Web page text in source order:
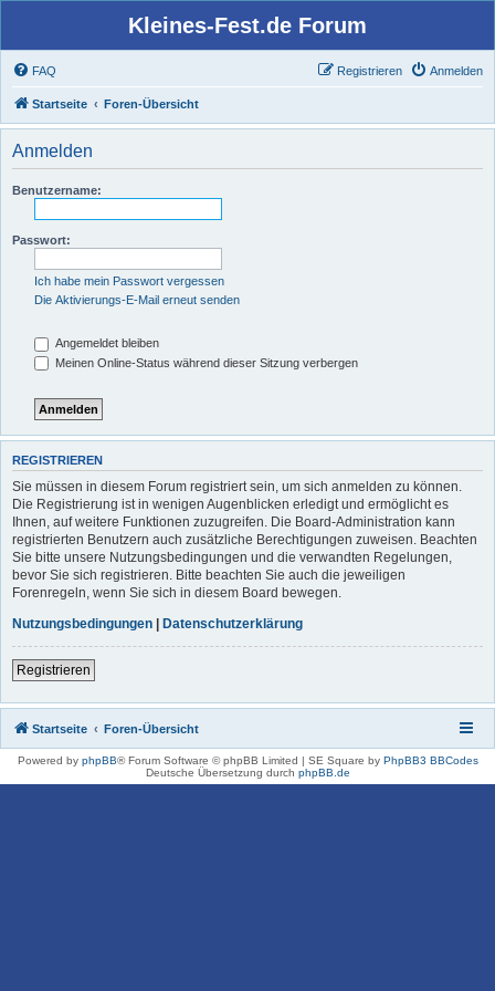
Kleines-Fest.de Forum
FAQ Anmelden
Registrieren
Startseite Foren-Übersicht
Anmelden
Benutzername:
Passwort:
Ich habe mein Passwort vergessen
Die Aktivierungs-E-Mail erneut senden
Angemeldet bleiben
Meinen Online-Status während dieser Sitzung verbergen
REGISTRIEREN
Sie müssen in diesem Forum registriert sein, um sich anmelden zu können.
Die Registrierung ist in wenigen Augenblicken erledigt und ermöglicht es
Ihnen, auf weitere Funktionen zuzugreifen. Die Board-Administration kann
registrierten Benutzern auch zusätzliche Berechtigungen zuweisen. Beachten
Sie bitte unsere Nutzungsbedingungen und die verwandten Regelungen,
bevor Sie sich registrieren. Bitte beachten Sie auch die jeweiligen
Forenregeln, wenn Sie sich in diesem Board bewegen.
Nutzungsbedingungen | Datenschutzerklärung
Registrieren
Startseite Foren-Übersicht
Powered by phpBB® Forum Software © phpBB Limited | SE Square by PhpBB3 BBCodes
Deutsche Übersetzung durch phpBB.de